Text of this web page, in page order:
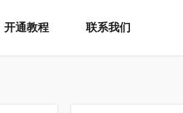
开通教程 联系我们